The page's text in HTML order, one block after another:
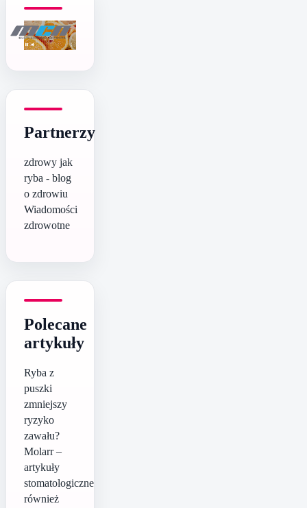
Partnerzy
zdrowy jak
ryba - blog
o zdrowiu
Wiadomości
zdrowotne
Polecane
artykuły
Ryba z
puszki
zmniejszy
ryzyko
zawału?
Molarr –
artykuły
stomatologiczne
również